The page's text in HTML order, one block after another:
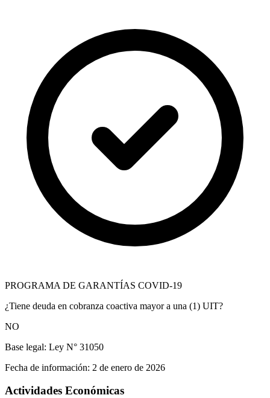
PROGRAMA DE GARANTÍAS COVID-19
¿Tiene deuda en cobranza coactiva mayor a una (1) UIT?
NO
Base legal: Ley N° 31050
Fecha de información: 2 de enero de 2026
Actividades Económicas